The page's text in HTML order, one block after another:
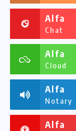
Alfa
Chat
Alfa
Cloud
Alfa
Notary
Alfa